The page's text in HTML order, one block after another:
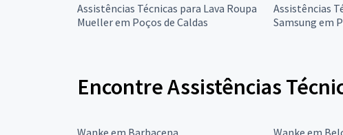
Assistências Técnicas para Lava Roupa
Mueller em Poços de Caldas
Assistências
Samsung em
Encontre Assistências
Wanke em Barbacena Wanke em